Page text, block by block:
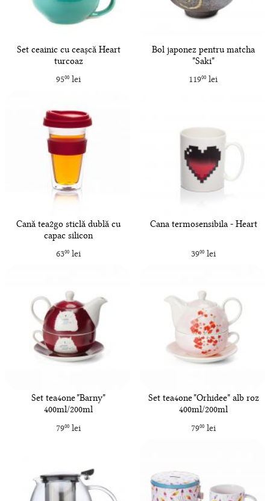
Set ceainic cu ceașcă Heart
turcoaz
9500lei
Bol japonez pentru matcha
"Saki"
11900 lei
Cană tea2go sticlă dublă cu
capac silicon
6300lei
Cana termosensibila - Heart
3900lei
Set tea4one "Barny"
400ml/200ml
7900lei
Set tea4one "Orhidee" alb roz
400ml/200ml
7900lei